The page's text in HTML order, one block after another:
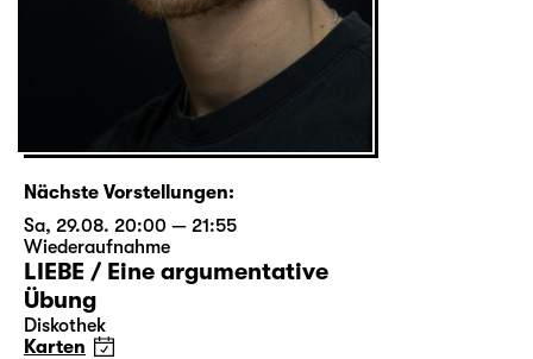
Nächste Vorstellungen:
Sa, 29.08. 20:00 — 21:55
Wiederaufnahme
LIEBE / Eine argumentative
Übung
Diskothek
Karten